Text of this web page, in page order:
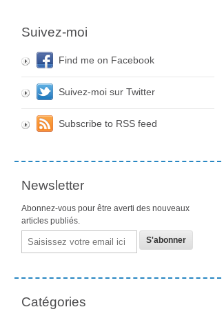
Suivez-moi
Find me on Facebook
Suivez-moi sur Twitter
Subscribe to RSS feed
Newsletter
Abonnez-vous pour être averti des nouveaux
articles publiés.
Email
Catégories